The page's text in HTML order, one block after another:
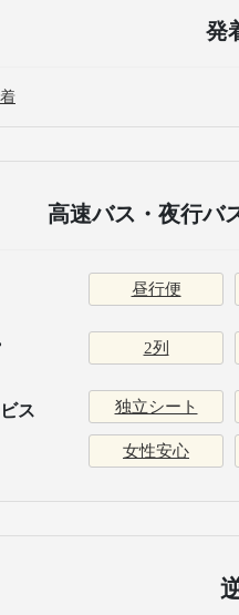
発
高速バス・夜行バ
昼行便
2列
ス 独立シート
女性安心